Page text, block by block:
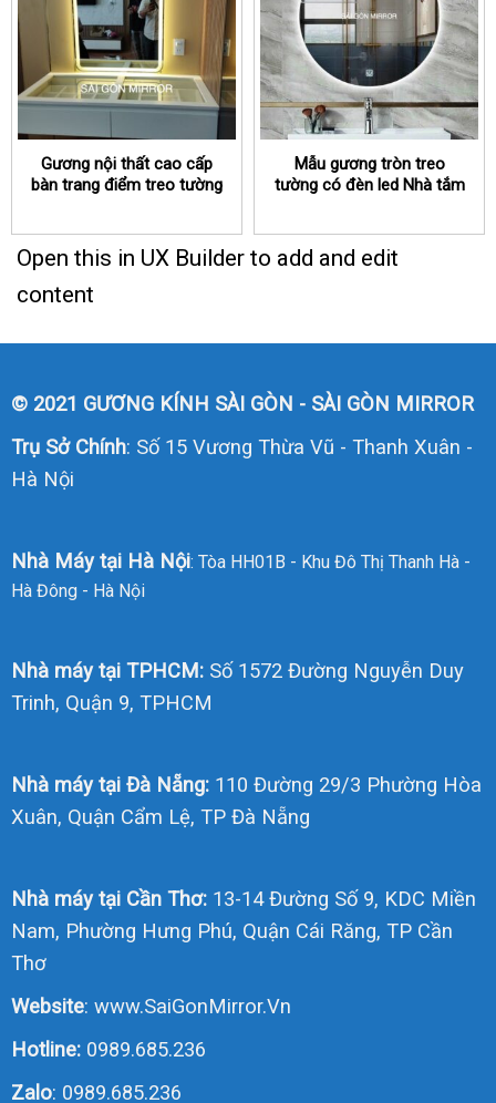
Gương nội thất cao cấp
bàn trang điểm treo tường
Mẫu gương tròn treo
tường có đèn led Nhà tắm
Open this in UX Builder to add and edit
content
© 2021 GƯƠNG KÍNH SÀI GÒN - SÀI GÒN MIRROR
Trụ Sở Chính: Số 15 Vương Thừa Vũ - Thanh Xuân -
Hà Nội
Nhà Máy tại Hà Nội: Tòa HH01B - Khu Đô Thị Thanh Hà -
Hà Đông - Hà Nội
Nhà máy tại TPHCM:Số 1572 Đường Nguyễn Duy
Trinh, Quận 9, TPHCM
Nhà máy tại Đà Nẵng:110 Đường 29/3 Phường Hòa
Xuân, Quận Cẩm Lệ, TP Đà Nẵng
Nhà máy tại Cần Thơ:13-14 Đường Số 9, KDC Miền
Nam, Phường Hưng Phú, Quận Cái Răng, TP Cần
Thơ
Website: www.SaiGonMirror.Vn
Hotline: 0989.685.236
Zalo: 0989.685.236